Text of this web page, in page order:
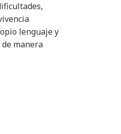
lenguaje y
manera